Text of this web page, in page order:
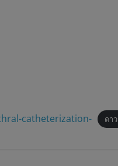
catheterization- ดา